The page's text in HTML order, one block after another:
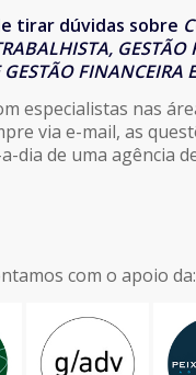
tirar dúvidas sobre
GESTÃO
GESTÃO FINANCEIRA
especialistas nas
via e-mail, as
dia de uma agência
com o apoio da: